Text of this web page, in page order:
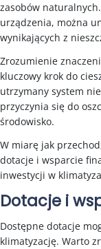
zasobów
urządzenia, można
wynikających z
Zrozumienie
kluczowy krok do
utrzymany system
przyczynia się do
środowisko.
W miarę jak
dotacje i wsparcie
inwestycji w
Dotacje i
Dostępne dotacje
klimatyzację. Warto